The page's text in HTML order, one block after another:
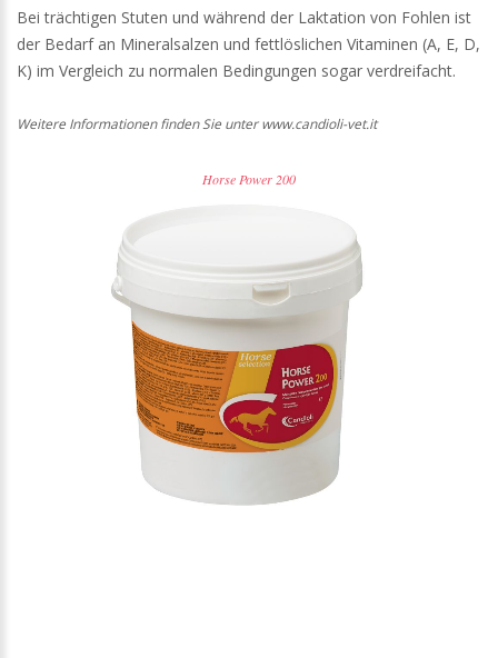
Bei trächtigen Stuten und während der Laktation von Fohlen ist
der Bedarf an Mineralsalzen und fettlöslichen Vitaminen (A, E, D,
K) im Vergleich zu normalen Bedingungen sogar verdreifacht.
Weitere Informationen finden Sie unter www.candioli-vet.it
Horse Power 200